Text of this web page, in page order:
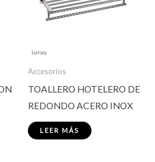
Accesorios
TOALLERO HOTELERO DE
REDONDO ACERO INOX
LEER MÁS